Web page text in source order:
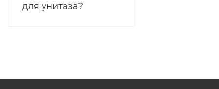
для унитаза?